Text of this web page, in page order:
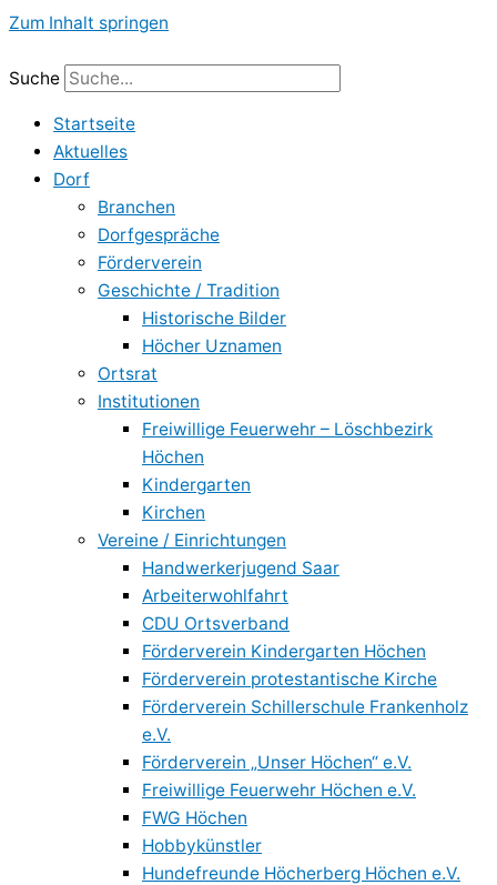
Zum Inhalt springen
Suche
Startseite
Aktuelles
Dorf
Branchen
Dorfgespräche
Förderverein
Geschichte / Tradition
Historische Bilder
Höcher Uznamen
Ortsrat
Institutionen
Freiwillige Feuerwehr – Löschbezirk
Höchen
Kindergarten
Kirchen
Vereine / Einrichtungen
Handwerkerjugend Saar
Arbeiterwohlfahrt
CDU Ortsverband
Förderverein Kindergarten Höchen
Förderverein protestantische Kirche
Förderverein Schillerschule Frankenholz
e.V.
Förderverein „Unser Höchen“ e.V.
Freiwillige Feuerwehr Höchen e.V.
FWG Höchen
Hobbykünstler
Hundefreunde Höcherberg Höchen e.V.